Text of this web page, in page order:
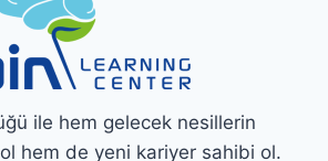
ile hem gelecek nesillerin
hem de yeni kariyer sahibi ol.